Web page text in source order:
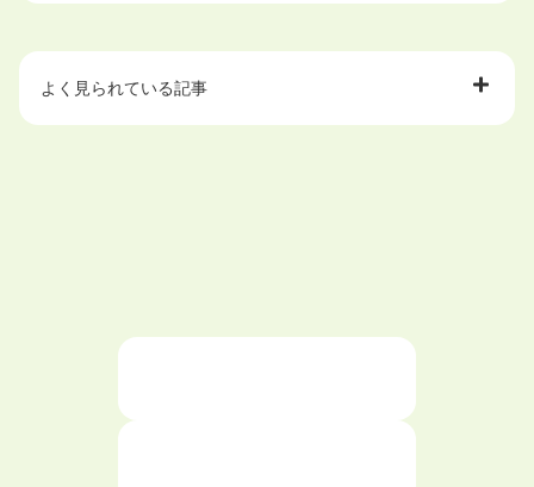
よく見られている記事
仕事が続かない人の特徴と対処法を解説！